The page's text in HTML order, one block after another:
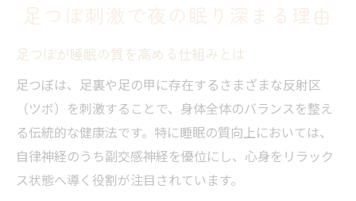
足つぼで睡眠の質を劇的に改善する方法
安眠を得るための足つぼセルフケアのコツ
足つぼケアがもたらす深い眠りへのアプロ
ーチ
睡眠不足解消に役立つ足つぼ活用術
足つぼで理想の睡眠リズムを手に入れる
眠りを促すための足つぼ活用法
足つぼ刺激で夜の眠り深まる理由
足つぼが睡眠の質を高める仕組みとは
足つぼは、足裏や足の甲に存在するさまざまな反射区
（ツボ）を刺激することで、身体全体のバランスを整え
る伝統的な健康法です。特に睡眠の質向上においては、
自律神経のうち副交感神経を優位にし、心身をリラック
ス状態へ導く役割が注目されています。